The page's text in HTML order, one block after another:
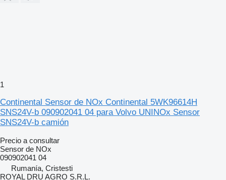
1
Continental Sensor de NOx Continental 5WK96614H
SNS24V-b 090902041 04 para Volvo UNINOx Sensor
SNS24V-b camión
Precio a consultar
Sensor de NOx
090902041 04
Rumanía, Cristesti
ROYAL DRU AGRO S.R.L.